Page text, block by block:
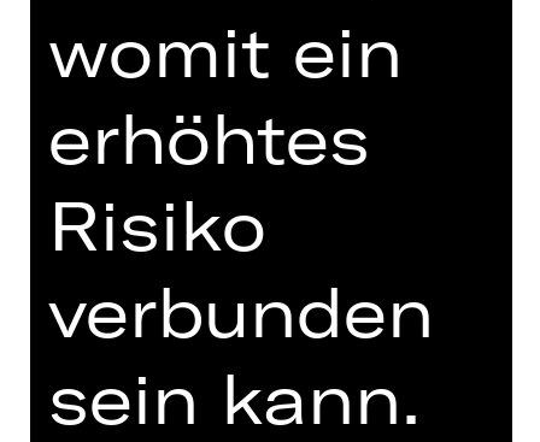
TEAM
MIT FREUNDLICHER
womit ein
erhöhtes
Risiko
verbunden
sein kann.